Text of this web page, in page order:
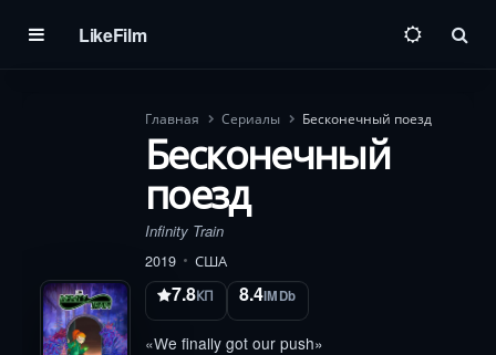
LikeFilm
Главная Сериалы Бесконечный поезд
Бесконечный
поезд
Infinity Train
2019
США
7.8КП 8.4IMDb
«We finally got our push»